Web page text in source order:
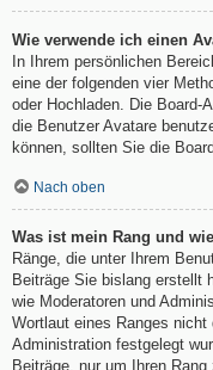
Wie verwende ich einen
In Ihrem persönlichen
eine der folgenden vier
oder Hochladen. Die Board-
die Benutzer Avatare
können, sollten Sie die
Nach oben
Was ist mein Rang und
Ränge, die unter Ihrem
Beiträge Sie bislang erstellt
wie Moderatoren und
Wortlaut eines Ranges
Administration festgelegt
Beiträge, nur um Ihren